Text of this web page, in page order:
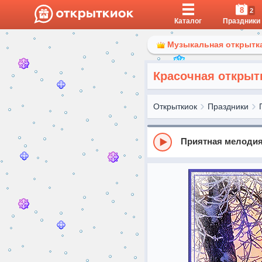
Каталог
8 2
Праздники
Музыкальная
Красочная
Открыткиок Праздники
Приятная